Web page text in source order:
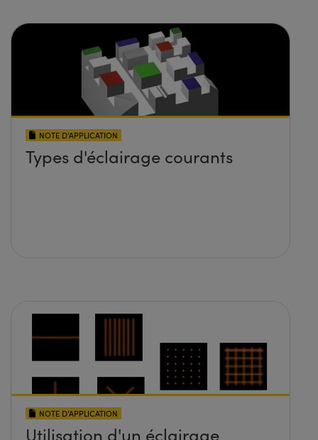
NOTE D’APPLICATION
Types d'éclairage courants
NOTE D’APPLICATION
Utilisation d'un éclairage